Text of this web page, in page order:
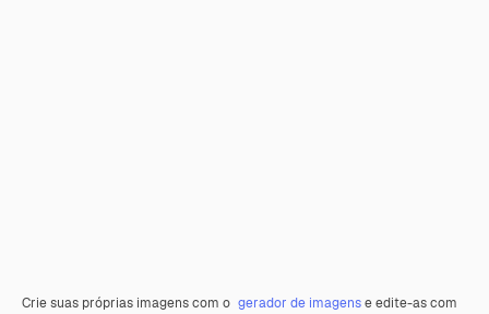
Crie suas próprias imagens com o gerador de imagense edite-as com